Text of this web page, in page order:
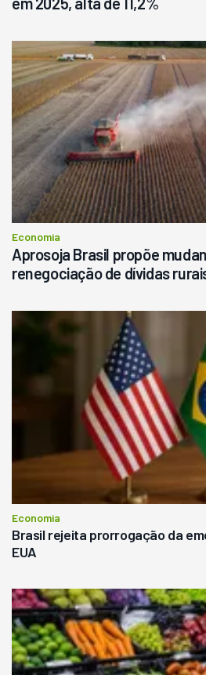
Economia
Aprosoja Brasil propõe
renegociação de dívidas
Economia
Brasil rejeita prorrogação da
EUA